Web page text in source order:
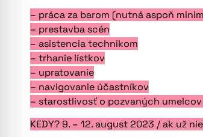
– práca za barom (nutná aspoň
– prestavba scén
– asistencia technikom
– trhanie lístkov
– upratovanie
– navigovanie účastníkov
– starostlivosť o pozvaných
KEDY? 9. – 12. august 2023 / ak už